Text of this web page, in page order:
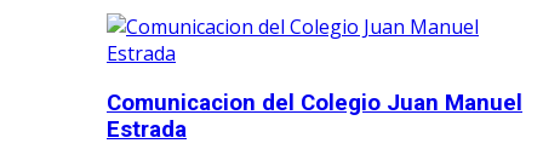
Comunicacion del Colegio Juan Manuel
Estrada